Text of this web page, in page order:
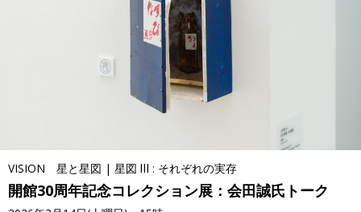
VISION 星と星図 | 星図 Ⅲ : それぞれの実存
開館30周年記念コレクション展：会田誠氏トーク